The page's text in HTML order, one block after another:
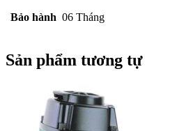
Bảo hành 06 Tháng
Sản phẩm tương tự